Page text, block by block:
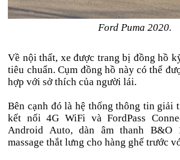
Ford Puma 2020.
Về nội thất, xe được trang bị đồng hồ
tiêu chuẩn. Cụm đồng hồ này có thể
hợp với sở thích của người lái.
Bên cạnh đó là hệ thống thông tin giải
kết nối 4G WiFi và FordPass
Android Auto, dàn âm thanh B&O
massage thắt lưng cho hàng ghế trước